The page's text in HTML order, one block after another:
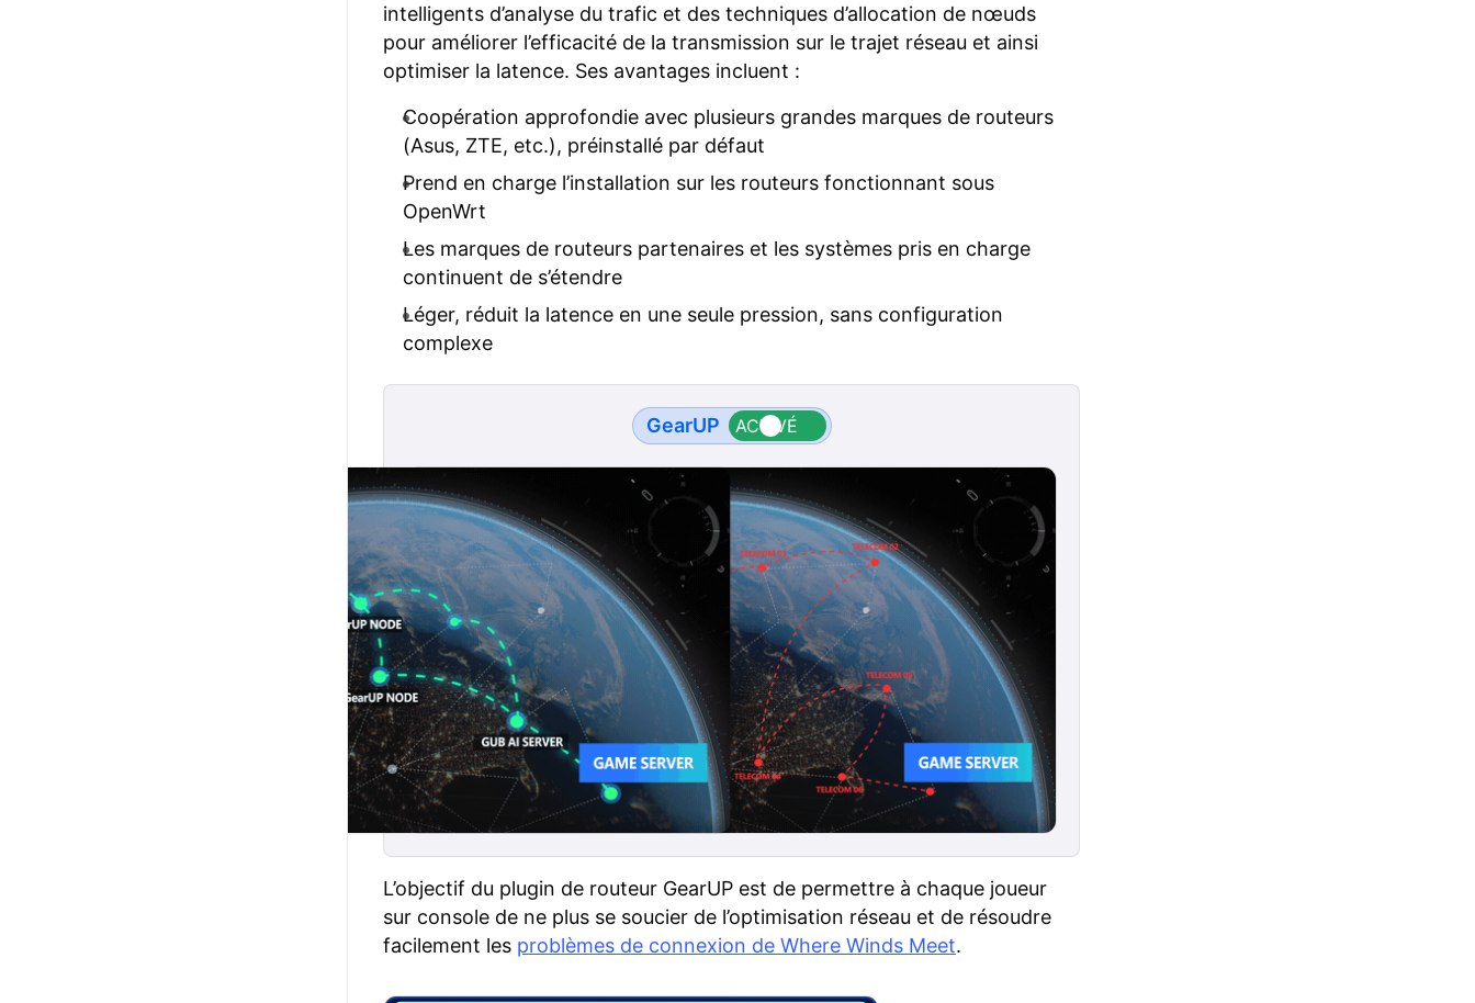
intelligents d’analyse du trafic et des techniques d’allocation de nœuds
pour améliorer l’efficacité de la transmission sur le trajet réseau et ainsi
optimiser la latence. Ses avantages incluent :
Coopération approfondie avec plusieurs grandes marques de routeurs
(Asus, ZTE, etc.), préinstallé par défaut
Prend en charge l’installation sur les routeurs fonctionnant sous
OpenWrt
Les marques de routeurs partenaires et les systèmes pris en charge
continuent de s’étendre
Léger, réduit la latence en une seule pression, sans configuration
complexe
GearUP
L’objectif du plugin de routeur GearUP est de permettre à chaque joueur
sur console de ne plus se soucier de l’optimisation réseau et de résoudre
facilement les problèmes de connexion de Where Winds Meet.